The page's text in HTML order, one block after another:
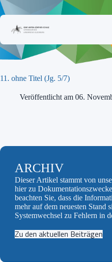
Zum
Inhalt
11. ohne Titel (Jg. 5/7)
Veröffentlicht am 06.
ARCHIV
Dieser Artikel stammt von
hier zu
beachten Sie, dass die
mehr auf dem neuesten Stand
Systemwechsel zu Fehlern in
Zu den aktuellen Beiträgen